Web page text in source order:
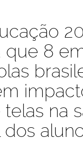
que 8
na